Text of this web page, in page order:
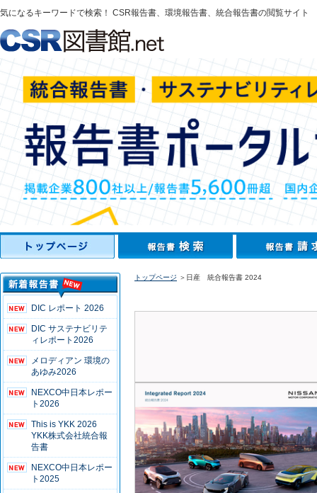
気になるキーワードで検索！ CSR報告書、環境報告書、統合報告書の閲覧サイト
DIC レポート 2026
DIC サステナビリテ
ィレポート2026
メロディアン 環境の
あゆみ2026
NEXCO中日本レポー
ト2026
This is YKK 2026
YKK株式会社統合報
告書
NEXCO中日本レポー
ト2025
トップページ ＞日産 統合報告書 2024